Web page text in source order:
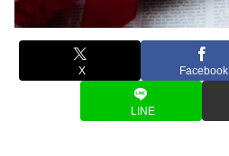
X Facebook
LINE